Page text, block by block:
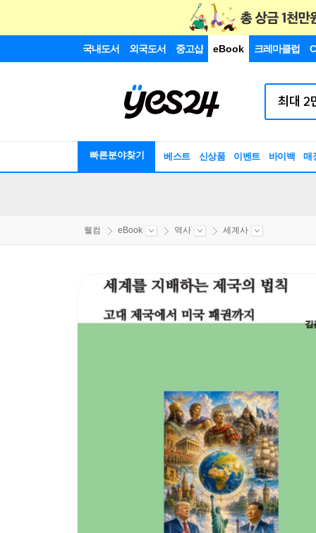
국내도서 외국도서 중고샵 eBook 크레마클럽
빠른분야찾기 베스트 신상품 이벤트 바이백 매
웰컴 eBook 역사 세계사